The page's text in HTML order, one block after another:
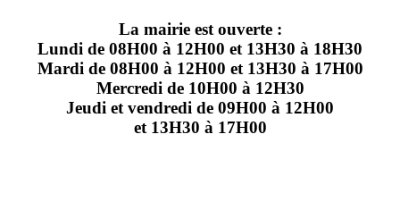
La mairie est ouverte :
Lundi de 08H00 à 12H00 et 13H30 à 18H30
Mardi de 08H00 à 12H00 et 13H30 à 17H00
Mercredi de 10H00 à 12H30
Jeudi et vendredi de 09H00 à 12H00
et 13H30 à 17H00